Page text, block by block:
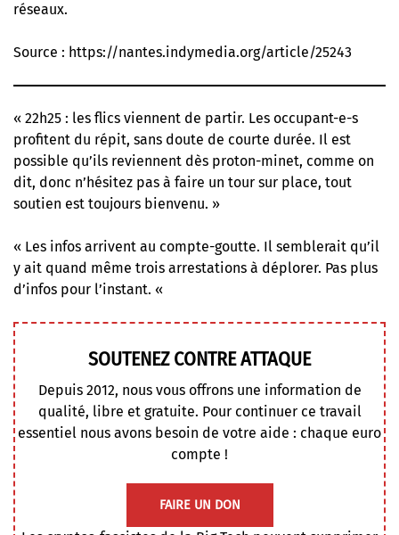
réseaux.
Source : https://nantes.indymedia.org/article/25243
« 22h25 : les flics viennent de partir. Les occupant-e-s
profitent du répit, sans doute de courte durée. Il est
possible qu’ils reviennent dès proton-minet, comme on
dit, donc n’hésitez pas à faire un tour sur place, tout
soutien est toujours bienvenu. »
« Les infos arrivent au compte-goutte. Il semblerait qu’il
y ait quand même trois arrestations à déplorer. Pas plus
d’infos pour l’instant. «
SOUTENEZ CONTRE ATTAQUE
Depuis 2012, nous vous offrons une information de
qualité, libre et gratuite. Pour continuer ce travail
essentiel nous avons besoin de votre aide : chaque euro
compte !
FAIRE UN DON